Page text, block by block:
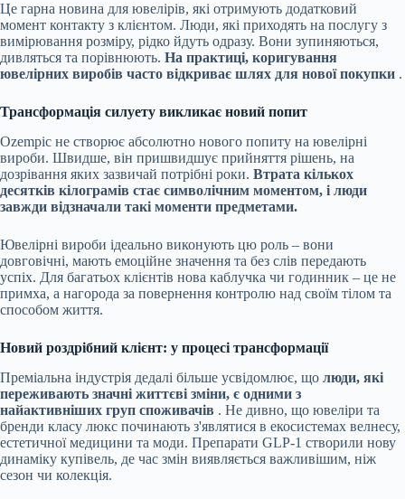
Це гарна новина для ювелірів, які отримують додатковий
момент контакту з клієнтом. Люди, які приходять на послугу з
вимірювання розміру, рідко йдуть одразу. Вони зупиняються,
дивляться та порівнюють. На практиці, коригування
ювелірних виробів часто відкриває шлях для нової покупки .
Трансформація силуету викликає новий попит
Ozempic не створює абсолютно нового попиту на ювелірні
вироби. Швидше, він пришвидшує прийняття рішень, на
дозрівання яких зазвичай потрібні роки. Втрата кількох
десятків кілограмів стає символічним моментом, і люди
завжди відзначали такі моменти предметами.
Ювелірні вироби ідеально виконують цю роль – вони
довговічні, мають емоційне значення та без слів передають
успіх. Для багатьох клієнтів нова каблучка чи годинник – це не
примха, а нагорода за повернення контролю над своїм тілом та
способом життя.
Новий роздрібний клієнт: у процесі трансформації
Преміальна індустрія дедалі більше усвідомлює, що люди, які
переживають значні життєві зміни, є одними з
найактивніших груп споживачів . Не дивно, що ювеліри та
бренди класу люкс починають з'являтися в екосистемах велнесу,
естетичної медицини та моди. Препарати GLP-1 створили нову
динаміку купівель, де час змін виявляється важливішим, ніж
сезон чи колекція.